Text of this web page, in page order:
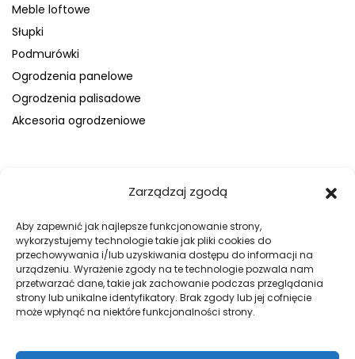
Zarządzaj zgodą
Aby zapewnić jak najlepsze funkcjonowanie strony,
wykorzystujemy technologie takie jak pliki cookies do
przechowywania i/lub uzyskiwania dostępu do informacji na
urządzeniu. Wyrażenie zgody na te technologie pozwala nam
przetwarzać dane, takie jak zachowanie podczas przeglądania
strony lub unikalne identyfikatory. Brak zgody lub jej cofnięcie
może wpłynąć na niektóre funkcjonalności strony.
Meble loftowe
Słupki
Podmurówki
Ogrodzenia panelowe
Ogrodzenia palisadowe
Akcesoria ogrodzeniowe
Blog
Kontakt
Galeria
Regulamin
Polityka prywatności